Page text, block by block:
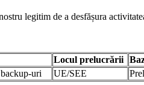
legitim de a desfășura
Locul prelucrării
uri UE/SEE